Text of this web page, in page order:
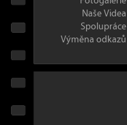
Naše Videa
Spolupráce
Výměna odkazů